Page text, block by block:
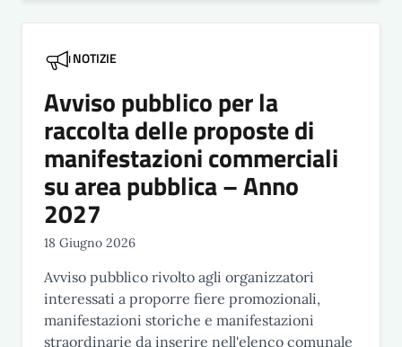
NOTIZIE
Avviso pubblico per la
raccolta delle proposte di
manifestazioni commerciali
su area pubblica – Anno
2027
18 Giugno 2026
Avviso pubblico rivolto agli organizzatori
interessati a proporre fiere promozionali,
manifestazioni storiche e manifestazioni
straordinarie da inserire nell'elenco comunale